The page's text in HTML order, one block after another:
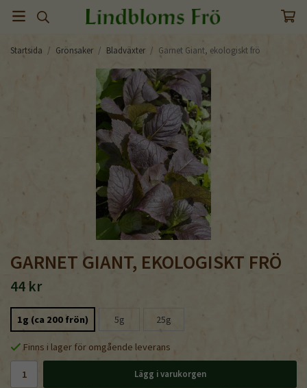
Startsida / Grönsaker / Bladväxter / Garnet Giant, ekologiskt frö
GARNET GIANT, EKOLOGISKT FRÖ
44 kr
1g (ca 200 frön) 5g 25g
Finns i lager för omgående leverans
Lägg i varukorgen